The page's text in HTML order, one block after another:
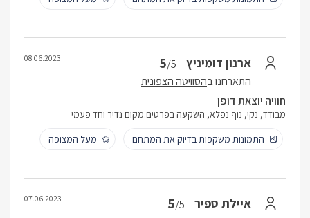
ארנון דומיניץ 5/5
התארחנו בהסוויטה הצפונית
08.06.2023
חוויה יוצאת דופן
מבודד, נקי, נוף נפלא, השקעה בפרטים.מקום נדיר וחד פעמי
התמונות משקפות בדיוק את המתחם
מעל המצופה
איילת ספיר 5/5
07.06.2023